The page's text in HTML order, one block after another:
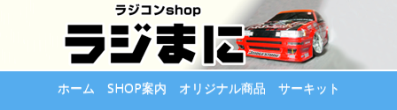
ホーム SHOP案内 オリジナル商品
サーキット